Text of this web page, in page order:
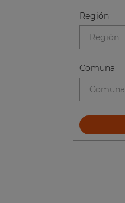
Región
Región
Comuna
Comuna